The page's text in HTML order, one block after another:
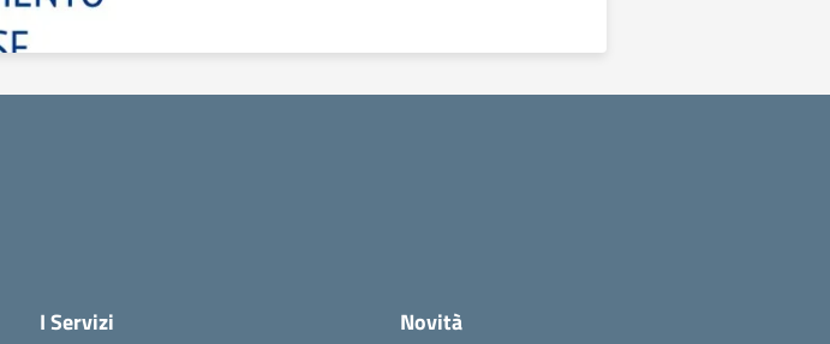
I Servizi Novità